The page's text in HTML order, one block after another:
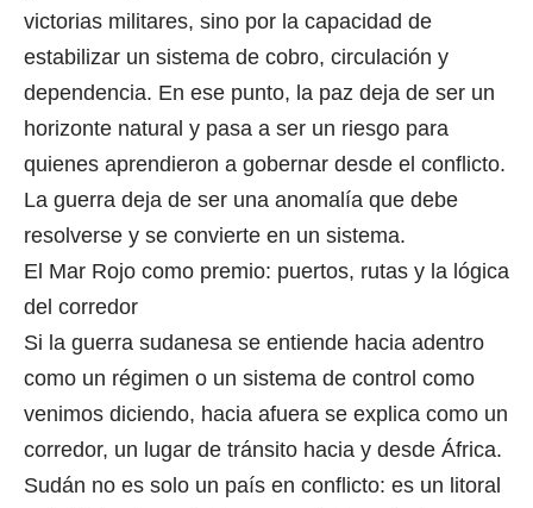
victorias militares, sino por la capacidad de
estabilizar un sistema de cobro, circulación y
dependencia. En ese punto, la paz deja de ser un
horizonte natural y pasa a ser un riesgo para
quienes aprendieron a gobernar desde el conflicto.
La guerra deja de ser una anomalía que debe
resolverse y se convierte en un sistema.
El Mar Rojo como premio: puertos, rutas y la lógica
del corredor
Si la guerra sudanesa se entiende hacia adentro
como un régimen o un sistema de control como
venimos diciendo, hacia afuera se explica como un
corredor, un lugar de tránsito hacia y desde África.
Sudán no es solo un país en conflicto: es un litoral